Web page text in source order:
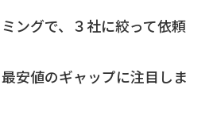
ングで、３社に絞って依頼
安値のギャップに注目しま